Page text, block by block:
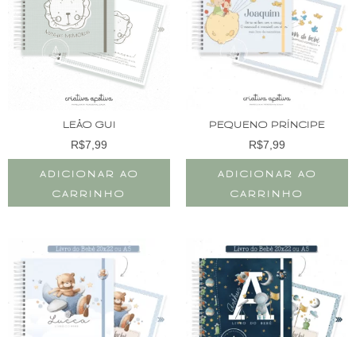
LEÃO GUI
R$7,99
ADICIONAR AO
CARRINHO
PEQUENO PRÍNCIPE
R$7,99
ADICIONAR AO
CARRINHO